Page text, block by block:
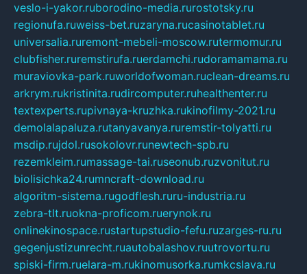
veslo-i-yakor.ruborodino-media.rurostotsky.ru
regionufa.ruweiss-bet.ruzaryna.rucasinotablet.ru
universalia.ruremont-mebeli-moscow.rutermomur.ru
clubfisher.ruremstirufa.ruerdamchi.rudoramamama.ru
muraviovka-park.ruworldofwoman.ruclean-dreams.ru
arkrym.rukristinita.rudircomputer.ruhealthenter.ru
textexperts.rupivnaya-kruzhka.rukinofilmy-2021.ru
demolalapaluza.rutanyavanya.ruremstir-tolyatti.ru
msdip.rujdol.rusokolovr.runewtech-spb.ru
rezemkleim.rumassage-tai.ruseonub.ruzvonitut.ru
biolisichka24.rumncraft-download.ru
algoritm-sistema.rugodflesh.ruru-industria.ru
zebra-tlt.ruokna-proficom.ruerynok.ru
onlinekinospace.rustartupstudio-fefu.ruzarges-ru.ru
gegenjustizunrecht.ruautobalashov.ruutrovortu.ru
spiski-firm.ruelara-m.rukinomusorka.rumkcslava.ru